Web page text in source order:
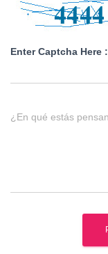
Enter Captcha Here :
¿En qué estás